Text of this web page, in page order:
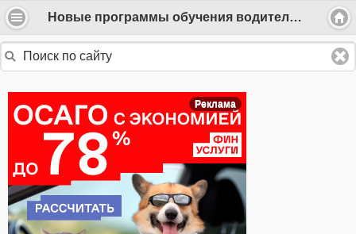
Новые программы обучения водителей представят уже в ноябре
Реклама